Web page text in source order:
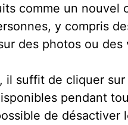
comme un
y compris
des photos ou
suffit de cliquer
pendant
de désactiver